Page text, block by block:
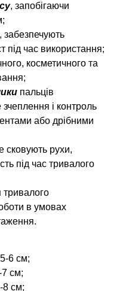
, запобігаючи
, забезпечують
під час використання;
косметичного та
пальців
і контроль
або дрібними
сковують рухи,
під час тривалого
в умовах
6 см;
см;
8 см;